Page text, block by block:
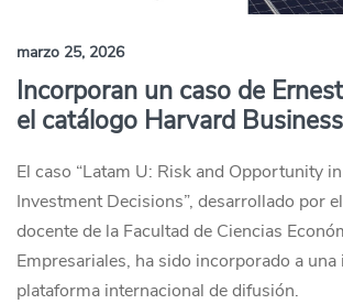
marzo 25, 2026
Incorporan un caso de
el catálogo Harvard
El caso “Latam U: Risk and Opportunity
Investment Decisions”, desarrollado por
docente de la Facultad de Ciencias
Empresariales, ha sido incorporado a
plataforma internacional de difusión.